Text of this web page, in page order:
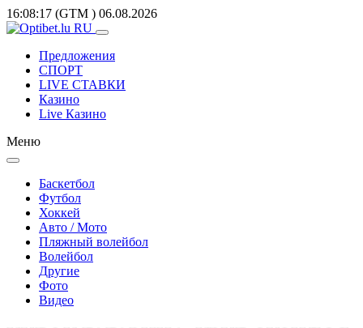
16:08:17 (GTM ) 06.08.2026
Предложения
СПОРТ
LIVE СТАВКИ
Казино
Live Казино
Меню
Баскетбол
Футбол
Хоккей
Авто / Мото
Пляжный волейбол
Волейбол
Другие
Фото
Видео